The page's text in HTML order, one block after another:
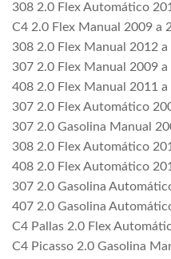
308 2.0 Flex Automático
C4 2.0 Flex Manual 2009 a
308 2.0 Flex Manual 2012 a
307 2.0 Flex Manual 2009 a
408 2.0 Flex Manual 2011 a
307 2.0 Flex Automático
307 2.0 Gasolina Manual
308 2.0 Flex Automático
408 2.0 Flex Automático
307 2.0 Gasolina
407 2.0 Gasolina
C4 Pallas 2.0 Flex
C4 Picasso 2.0 Gasolina